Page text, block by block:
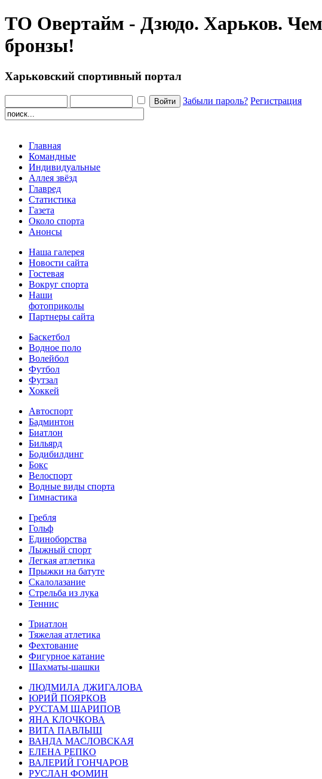
ТО Овертайм - Дзюдо. Харьков.
бронзы!
Харьковский спортивный портал
Забыли пароль? Регистрация
Главная
Командные
Индивидуальные
Аллея звёзд
Главред
Статистика
Газета
Около спорта
Анонсы
Наша галерея
Новости сайта
Гостевая
Вокруг спорта
Наши
фотоприколы
Партнеры сайта
Баскетбол
Водное поло
Волейбол
Футбол
Футзал
Хоккей
Автоспорт
Бадминтон
Биатлон
Бильярд
Бодибилдинг
Бокс
Велоспорт
Водные виды спорта
Гимнастика
Гребля
Гольф
Единоборства
Лыжный спорт
Легкая атлетика
Прыжки на батуте
Скалолазание
Стрельба из лука
Теннис
Триатлон
Тяжелая атлетика
Фехтование
Фигурное катание
Шахматы-шашки
ЛЮДМИЛА ДЖИГАЛОВА
ЮРИЙ ПОЯРКОВ
РУСТАМ ШАРИПОВ
ЯНА КЛОЧКОВА
ВИТА ПАВЛЫШ
ВАНДА МАСЛОВСКАЯ
ЕЛЕНА РЕПКО
ВАЛЕРИЙ ГОНЧАРОВ
РУСЛАН ФОМИН